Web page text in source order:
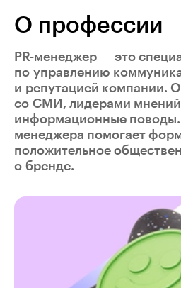
О профессии
PR-менеджер — это
по управлению
и репутацией компании.
со СМИ, лидерами мнений
информационные поводы.
менеджера помогает
положительное
о бренде.